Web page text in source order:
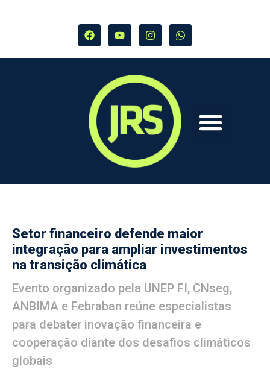
Setor financeiro defende maior
integração para ampliar investimentos
na transição climática
Evento organizado pela UNEP FI, CNseg,
ANBIMA e Febraban reúne especialistas
para debater inovação financeira e
cooperação diante dos desafios climáticos
globais